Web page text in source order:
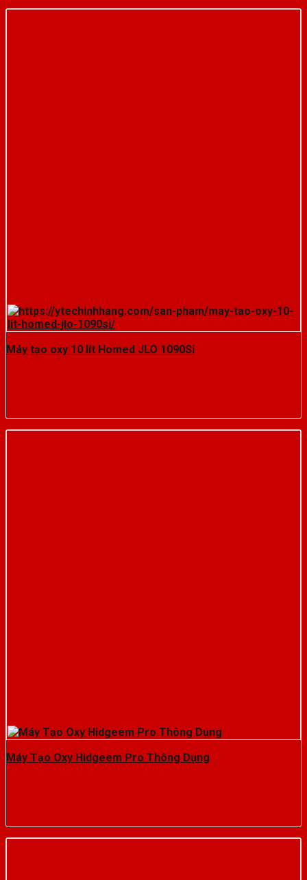
Máy tạo oxy 10 lít Homed JLO 1090Si
Máy Tạo Oxy Hidgeem Pro Thông Dụng